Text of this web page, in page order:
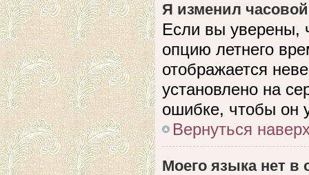
Я изменил
Если вы уверены,
опцию летнего
отображается
установлено на
ошибке, чтобы он
Вернуться
Моего языка нет в